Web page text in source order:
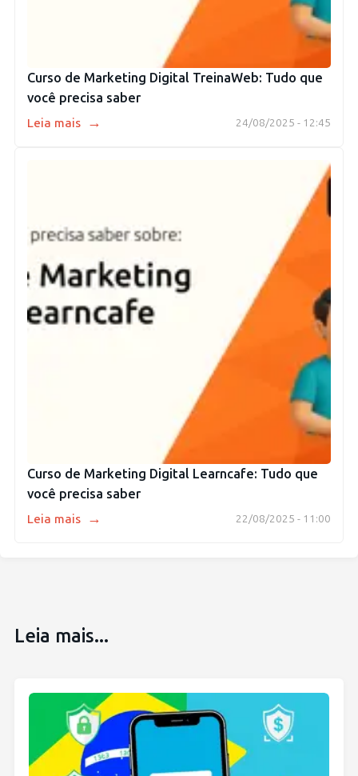
Curso de Marketing Digital TreinaWeb: Tudo que
você precisa saber
24/08/2025 - 12:45
Leia mais →
Curso de Marketing Digital Learncafe: Tudo que
você precisa saber
22/08/2025 - 11:00
Leia mais →
Leia mais...